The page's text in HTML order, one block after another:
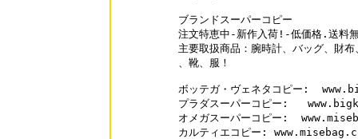
ブランドスーパーコピー
注文特恵中-新作入荷!-低価格.送料
主要取扱商品：腕時計、バッグ、財
、靴、服！
ボッテガ・ヴェネタコピー:
プラダスーパーコピー:
オメガスーパーコピー: